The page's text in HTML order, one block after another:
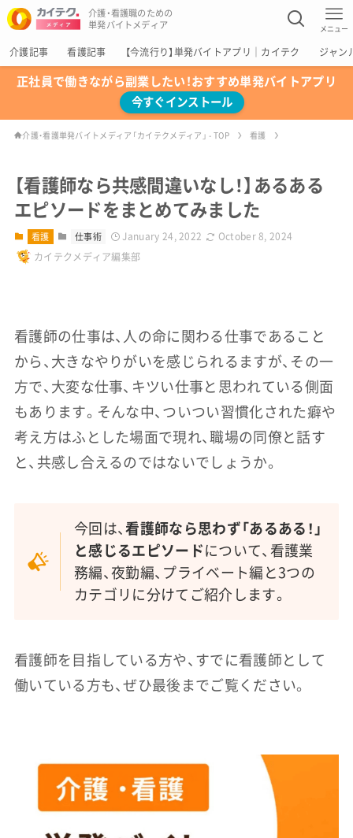
介護・看護職のための
単発バイトメディア
メニュー
介護記事 看護記事 【今流行り】単発バイトアプリ｜カイテク ジャン
正社員で働きながら副業したい！おすすめ単発バイトアプリ
今すぐインストール
介護・看護単発バイトメディア「カイテクメディア」 - TOP 看護
【看護師なら共感間違いなし！】あるある
エピソードをまとめてみました
看護 仕事術 January 24, 2022 October 8, 2024
カイテクメディア編集部
看護師の仕事は、人の命に関わる仕事であること
から、大きなやりがいを感じられるますが、その一
方で、大変な仕事、キツい仕事と思われている側面
もあります。そんな中、ついつい習慣化された癖や
考え方はふとした場面で現れ、職場の同僚と話す
と、共感し合えるのではないでしょうか。
今回は、看護師なら思わず「あるある！」
と感じるエピソード について、看護業
務編、夜勤編、プライベート編と3つの
カテゴリに分けてご紹介します。
看護師を目指している方や、すでに看護師として
働いている方も、ぜひ最後までご覧ください。